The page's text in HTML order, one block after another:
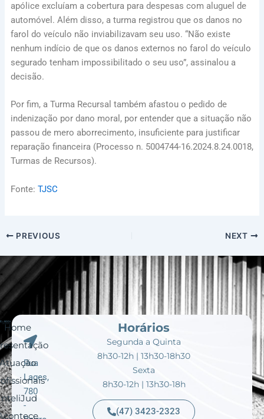
apólice excluíam a cobertura para despesas com aluguel de
automóvel. Além disso, a turma registrou que os danos no
farol do veículo não inviabilizavam seu uso. “Não existe
nenhum indício de que os danos externos no farol do veículo
segurado tenham impossibilitado o seu uso”, assinalou a
decisão.
Por fim, a Turma Recursal também afastou o pedido de
indenização por dano moral, por entender que a situação não
passou de mero aborrecimento, insuficiente para justificar
reparação financeira (Processo n. 5004744-16.2024.8.24.0018,
Turmas de Recursos).
Fonte: TJSC
PREVIOUS NEXT
Rua
Lages,
780
-
Home
Atuação
Horários
Segunda a Quinta
8h30-12h | 13h30-18h30
Sexta
8h30-12h | 13h30-18h
(47) 3423-2323